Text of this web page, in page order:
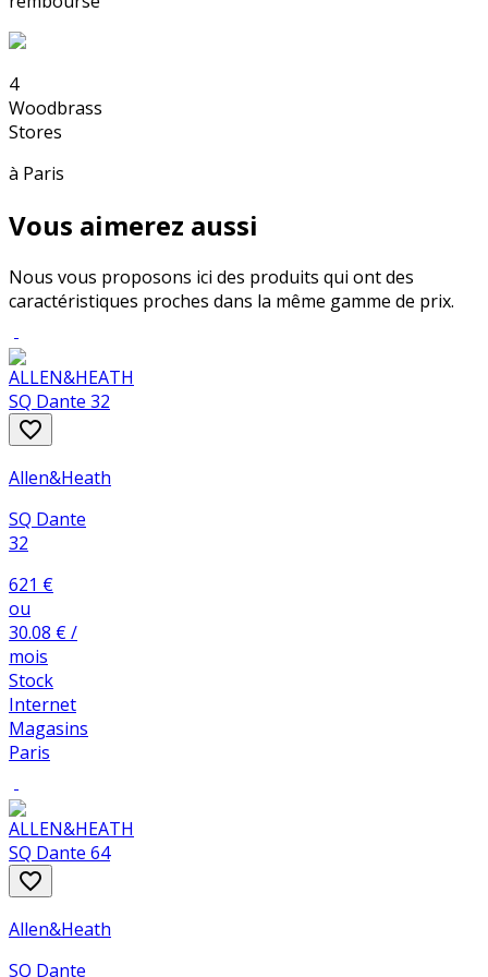
4
Woodbrass
Stores
à Paris
Vous aimerez aussi
Nous vous proposons ici des produits qui ont des
caractéristiques proches dans la même gamme de prix.
favorite_border
Allen&Heath
SQ Dante
32
621 €
ou
30.08 €/
mois
Stock
Internet
Magasins
Paris
favorite_border
Allen&Heath
SQ Dante